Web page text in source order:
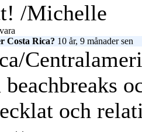
/Michelle
Costa Rica? 10 år, 9 månader sen
beachbreaks
och